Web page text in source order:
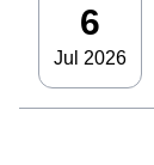
6
Jul 2026